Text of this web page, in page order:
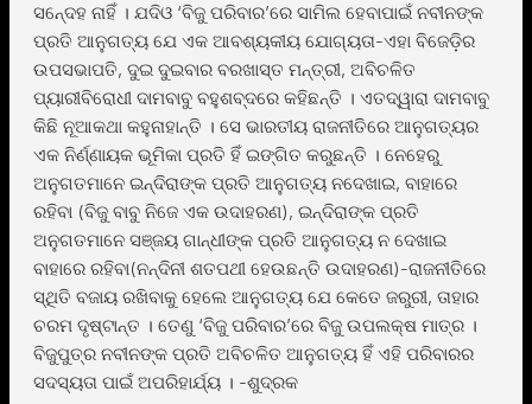
ସନେ୍ଦହ ନାହିଁ । ଯଦିଓ ‘ବିଜୁ ପରିବାର’ରେ ସାମିଲ ହେବାପାଇଁ ନବୀନଙ୍କ
ପ୍ରତି ଆନୁଗତ୍ୟ ଯେ ଏକ ଆବଶ୍ୟକୀୟ ଯୋଗ୍ୟତା-ଏହା ବିଜେଡ଼ିର
ଉପସଭାପତି, ଦୁଇ ଦୁଇବାର ବରଖାସ୍ତ ମନ୍ତ୍ରୀ, ଅବିଚଳିତ
ପ୍ୟାରୀବିରୋଧୀ ଦାମବାବୁ ବହୁଶବ୍ଦରେ କହିଛନ୍ତି । ଏତଦ୍ୱାରା ଦାମବାବୁ
କିଛି ନୂଆକଥା କହୁନାହାନ୍ତି । ସେ ଭାରତୀୟ ରାଜନୀତିରେ ଆନୁଗତ୍ୟର
ଏକ ନିର୍ଣ୍ଣାୟକ ଭୂମିକା ପ୍ରତି ହିଁ ଇଙ୍ଗିତ କରୁଛନ୍ତି । ନେହେରୁ
ଅନୁଗତମାନେ ଇନ୍ଦିରାଙ୍କ ପ୍ରତି ଆନୁଗତ୍ୟ ନଦେଖାଇ, ବାହାରେ
ରହିବା (ବିଜୁ ବାବୁ ନିଜେ ଏକ ଉଦାହରଣ), ଇନ୍ଦିରାଙ୍କ ପ୍ରତି
ଅନୁଗତମାନେ ସଞ୍ଜୟ ଗାନ୍ଧୀଙ୍କ ପ୍ରତି ଆନୁଗତ୍ୟ ନ ଦେଖାଇ
ବାହାରେ ରହିବା(ନନ୍ଦିନୀ ଶତପଥୀ ହେଉଛନ୍ତି ଉଦାହରଣ)-ରାଜନୀତିରେ
ସ୍ଥିତି ବଜାୟ ରଖିବାକୁ ହେଲେ ଆନୁଗତ୍ୟ ଯେ କେତେ ଜରୁରୀ, ତାହାର
ଚରମ ଦୃଷ୍ଟାନ୍ତ । ତେଣୁ ‘ବିଜୁ ପରିବାର’ରେ ବିଜୁ ଉପଲକ୍ଷ ମାତ୍ର ।
ବିଜୁପୁତ୍ର ନବୀନଙ୍କ ପ୍ରତି ଅବିଚଳିତ ଆନୁଗତ୍ୟ ହିଁ ଏହି ପରିବାରର
ସଦସ୍ୟତା ପାଇଁ ଅପରିହାର୍ଯ୍ୟ । -ଶୁଦ୍ରକ